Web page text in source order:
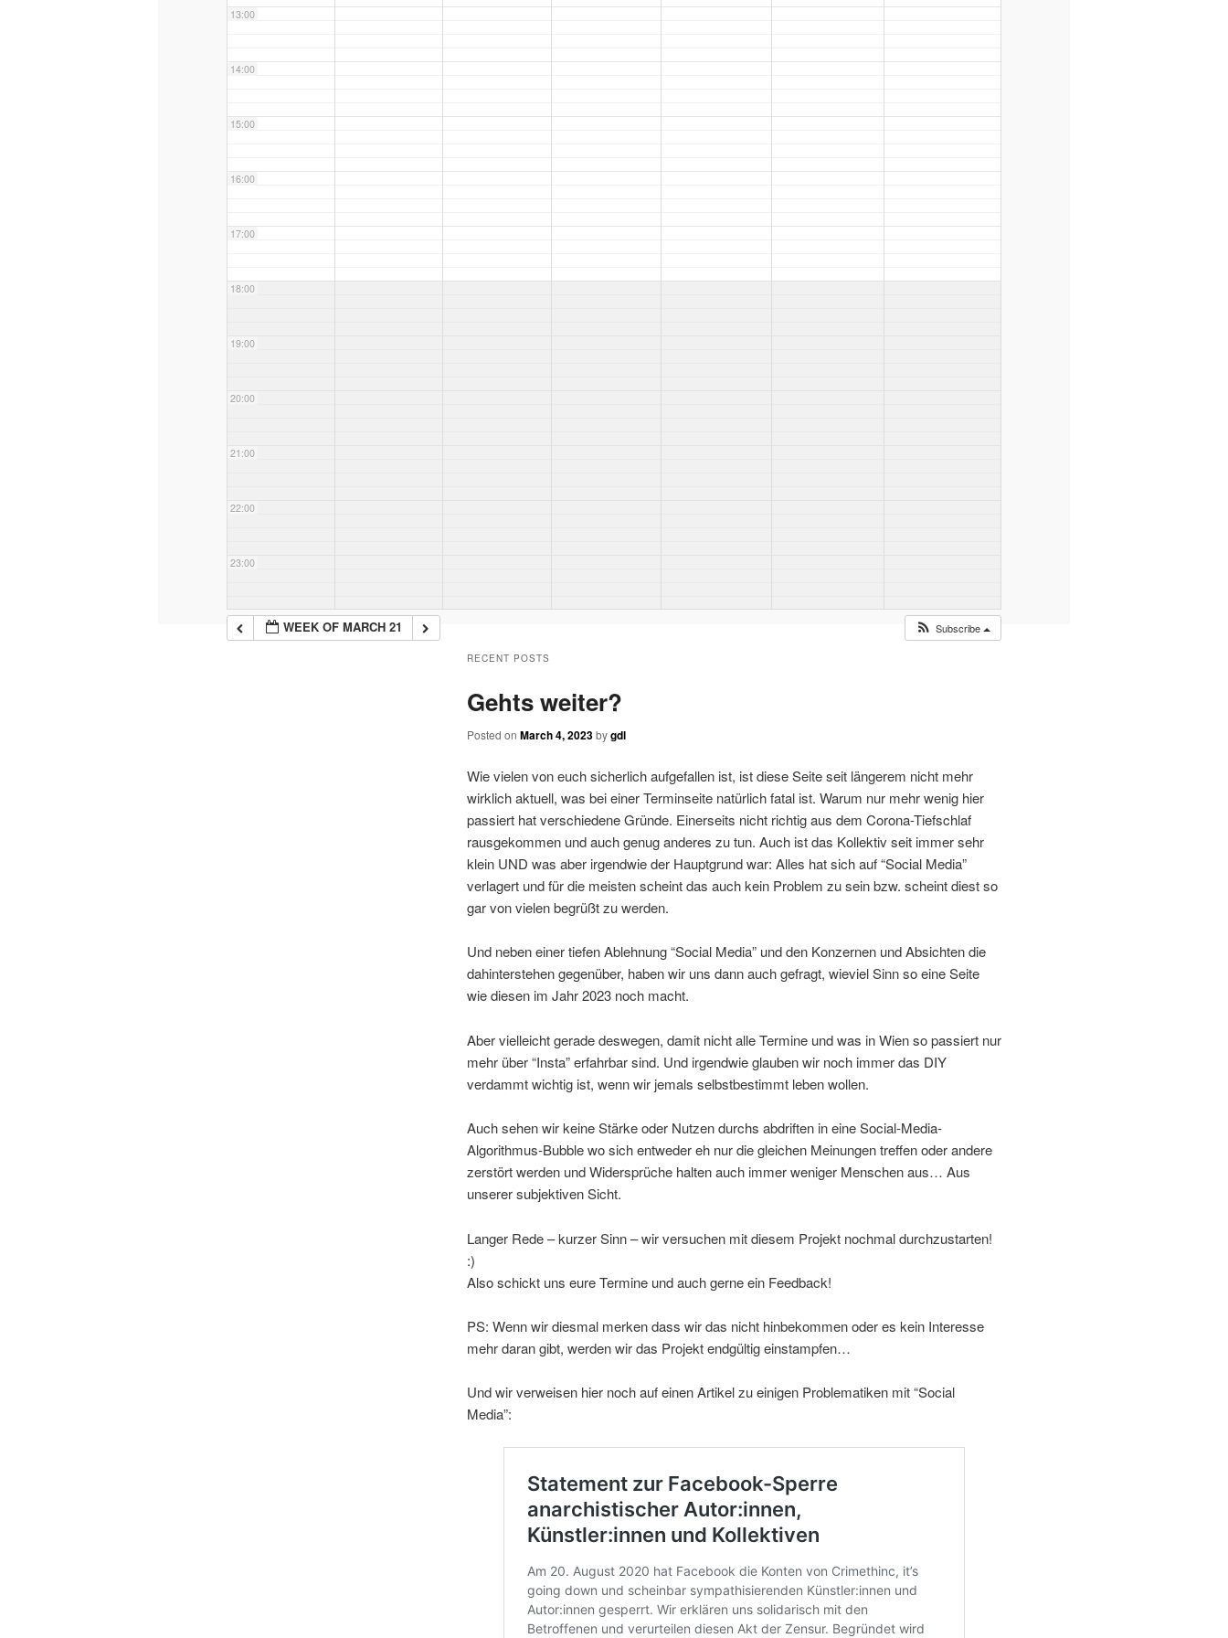
13:00
14:00
15:00
16:00
17:00
18:00
19:00
20:00
21:00
22:00
23:00
WEEK OF MARCH 21 Subscribe
RECENT POSTS
Gehts weiter?
Posted on March 4, 2023bygdl
Wie vielen von euch sicherlich aufgefallen ist, ist diese Seite seit längerem nicht mehr
wirklich aktuell, was bei einer Terminseite natürlich fatal ist. Warum nur mehr wenig hier
passiert hat verschiedene Gründe. Einerseits nicht richtig aus dem Corona-Tiefschlaf
rausgekommen und auch genug anderes zu tun. Auch ist das Kollektiv seit immer sehr
klein UND was aber irgendwie der Hauptgrund war: Alles hat sich auf “Social Media”
verlagert und für die meisten scheint das auch kein Problem zu sein bzw. scheint diest so
gar von vielen begrüßt zu werden.
Und neben einer tiefen Ablehnung “Social Media” und den Konzernen und Absichten die
dahinterstehen gegenüber, haben wir uns dann auch gefragt, wieviel Sinn so eine Seite
wie diesen im Jahr 2023 noch macht.
Aber vielleicht gerade deswegen, damit nicht alle Termine und was in Wien so passiert nur
mehr über “Insta” erfahrbar sind. Und irgendwie glauben wir noch immer das DIY
verdammt wichtig ist, wenn wir jemals selbstbestimmt leben wollen.
Auch sehen wir keine Stärke oder Nutzen durchs abdriften in eine Social-Media-
Algorithmus-Bubble wo sich entweder eh nur die gleichen Meinungen treffen oder andere
zerstört werden und Widersprüche halten auch immer weniger Menschen aus… Aus
unserer subjektiven Sicht.
Langer Rede – kurzer Sinn – wir versuchen mit diesem Projekt nochmal durchzustarten!
:)
Also schickt uns eure Termine und auch gerne ein Feedback!
PS: Wenn wir diesmal merken dass wir das nicht hinbekommen oder es kein Interesse
mehr daran gibt, werden wir das Projekt endgültig einstampfen…
Und wir verweisen hier noch auf einen Artikel zu einigen Problematiken mit “Social
Media”: